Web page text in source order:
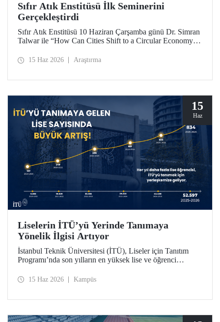
Sıfır Atık Enstitüsü İlk Seminerini
Gerçekleştirdi
Sıfır Atık Enstitüsü 10 Haziran Çarşamba günü Dr. Simran
Talwar ile “How Can Cities Shift to a Circular Economy? -
başlıklı seminerini verdi.
15 Haz 2026 Araştırma
15
Haz
Liselerin İTÜ’yü Yerinde Tanımaya
Yönelik İlgisi Artıyor
İstanbul Teknik Üniversitesi (İTÜ), Liseler için Tanıtım
Programı’nda son yılların en yüksek lise ve öğrenci
liseden 52.597 öğrenci İTÜ’yü yakından tanıdı.
15 Haz 2026 Kampüs